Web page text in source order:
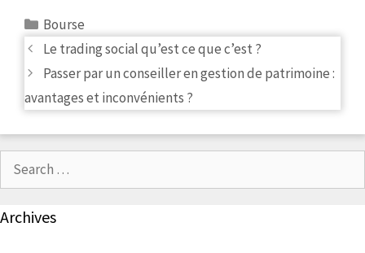
Categories
Bourse
Post
navigation
Le trading social qu’est ce que c’est ?
Passer par un conseiller en gestion de patrimoine :
avantages et inconvénients ?
for:
Archives